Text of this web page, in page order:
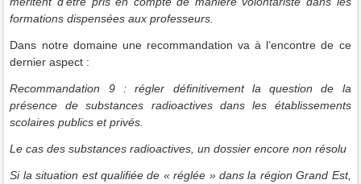
formations dispensées aux professeurs.
Dans notre domaine une recommandation va à l’encontre de ce
dernier aspect :
Recommandation 9: régler définitivement la question de la
présence de substances radioactives dans les établissements
scolaires publics et privés.
Le cas des substances radioactives, un dossier encore non résolu
Si la situation est qualifiée de « réglée » dans la région Grand Est,